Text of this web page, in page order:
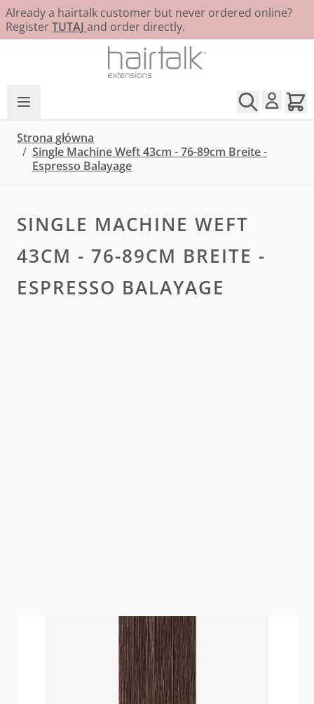
Already a hairtalk customer but never ordered online?
RegisterTUTAJ and order directly.
Strona główna
/ Single Machine Weft 43cm - 76-89cm Breite -
Espresso Balayage
SINGLE MACHINE WEFT
43CM - 76-89CM BREITE -
ESPRESSO BALAYAGE
Unsere Single Machine Weft Extensions bieten